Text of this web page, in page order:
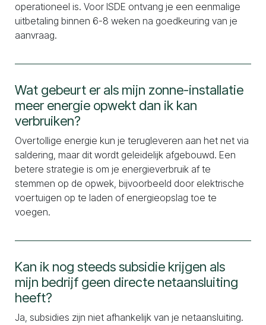
operationeel is. Voor ISDE ontvang je een eenmalige
uitbetaling binnen 6-8 weken na goedkeuring van je
aanvraag.
Wat gebeurt er als mijn zonne-installatie
meer energie opwekt dan ik kan
verbruiken?
Overtollige energie kun je terugleveren aan het net via
saldering, maar dit wordt geleidelijk afgebouwd. Een
betere strategie is om je energieverbruik af te
stemmen op de opwek, bijvoorbeeld door elektrische
voertuigen op te laden of energieopslag toe te
voegen.
Kan ik nog steeds subsidie krijgen als
mijn bedrijf geen directe netaansluiting
heeft?
Ja, subsidies zijn niet afhankelijk van je netaansluiting.